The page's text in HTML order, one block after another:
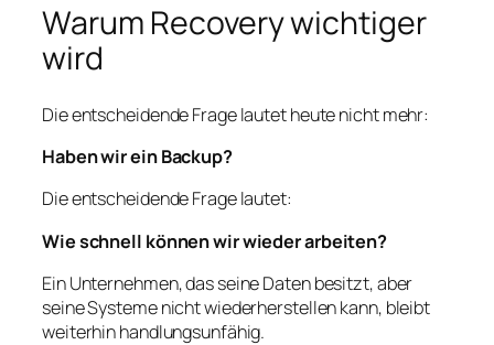
Warum Recovery wichtiger
wird
Die entscheidende Frage lautet heute nicht mehr:
Haben wir ein Backup?
Die entscheidende Frage lautet:
Wie schnell können wir wieder arbeiten?
Ein Unternehmen, das seine Daten besitzt, aber
seine Systeme nicht wiederherstellen kann, bleibt
weiterhin handlungsunfähig.